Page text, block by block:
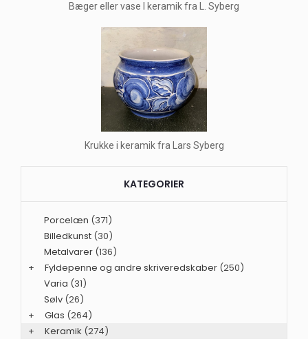
Bæger eller vase I keramik fra L. Syberg
Krukke i keramik fra Lars Syberg
KATEGORIER
Porcelæn (371)
Billedkunst (30)
Metalvarer (136)
+
Fyldepenne og andre skriveredskaber (250)
Varia (31)
Sølv (26)
+
Glas (264)
+
Keramik (274)